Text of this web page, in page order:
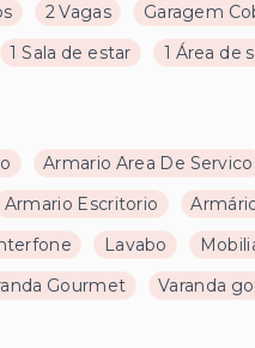
2 Vagas Garagem
1 Sala de estar 1 Área de
Armario Area De Servico
Armario Escritorio
Lavabo
Gourmet Varanda